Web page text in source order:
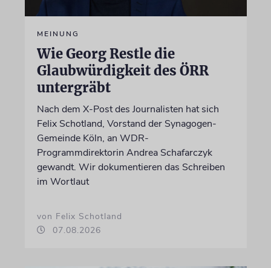
MEINUNG
Wie Georg Restle die
Glaubwürdigkeit des ÖRR
untergräbt
Nach dem X-Post des Journalisten hat sich
Felix Schotland, Vorstand der Synagogen-
Gemeinde Köln, an WDR-
Programmdirektorin Andrea Schafarczyk
gewandt. Wir dokumentieren das Schreiben
im Wortlaut
von Felix Schotland
07.08.2026